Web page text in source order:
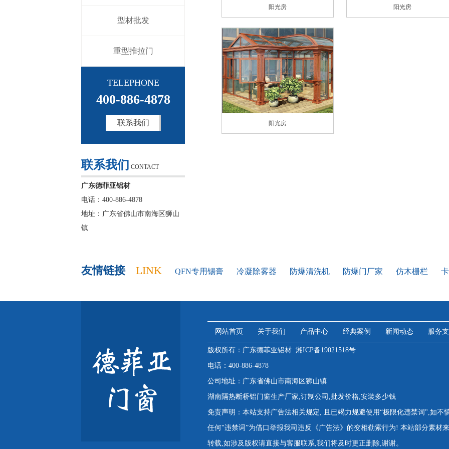
型材批发
重型推拉门
TELEPHONE
400-886-4878
联系我们
联系我们 CONTACT
广东德菲亚铝材
电话：400-886-4878
地址：广东省佛山市南海区狮山
镇
阳光房 阳光房
阳光房
友情链接 LINK QFN专用锡膏 冷凝除雾器 防爆清洗机 防爆门厂家 仿木栅栏
网站首页 关于我们 产品中心 经典案例 新闻动态 服务
版权所有：广东德菲亚铝材 湘ICP备19021518号
电话：400-886-4878
公司地址：广东省佛山市南海区狮山镇
湖南隔热断桥铝门窗生产厂家,订制公司,批发价格,安装多少钱
免责声明：本站支持广告法相关规定, 且已竭力规避使用“极限化违禁词",如不
任何"违禁词”为借口举报我司违反《广告法》的变相勒索行为! 本站部分素材
转载,如涉及版权请直接与客服联系,我们将及时更正删除,谢谢。